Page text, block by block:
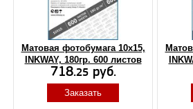
Матовая фотобумага 10x15,
INKWAY, 180гр. 600 листов
718.25руб.
Заказать